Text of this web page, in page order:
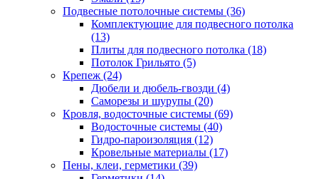
Подвесные потолочные системы (36)
Комплектующие для подвесного потолка
(13)
Плиты для подвесного потолка (18)
Потолок Грильято (5)
Крепеж (24)
Дюбели и дюбель-гвозди (4)
Саморезы и шурупы (20)
Кровля, водосточные системы (69)
Водосточные системы (40)
Гидро-пароизоляция (12)
Кровельные материалы (17)
Пены, клеи, герметики (39)